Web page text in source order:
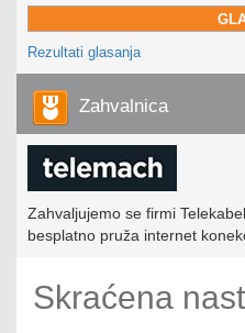
Rezultati glasanja
Zahvalnica
Zahvaljujemo se firmi
besplatno pruža internet
Skraćena